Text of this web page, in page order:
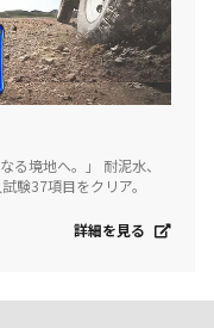
る境地へ。」 耐泥水、
験37項目をクリア。
詳細を見る